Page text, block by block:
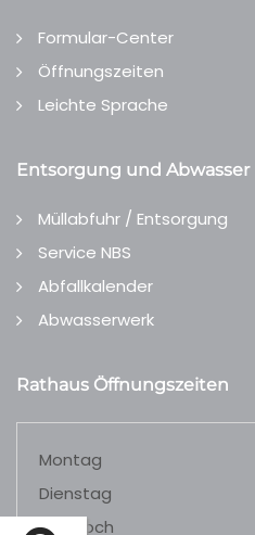
Formular-Center
Öffnungszeiten
Leichte Sprache
Entsorgung und Abwasser
Müllabfuhr / Entsorgung
Service NBS
Abfallkalender
Abwasserwerk
Rathaus Öffnungszeiten
Montag
Dienstag
Mittwoch